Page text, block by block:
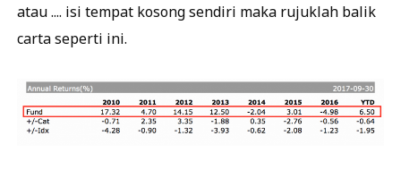
atau .... isi tempat kosong sendiri maka rujuklah balik
carta seperti ini.